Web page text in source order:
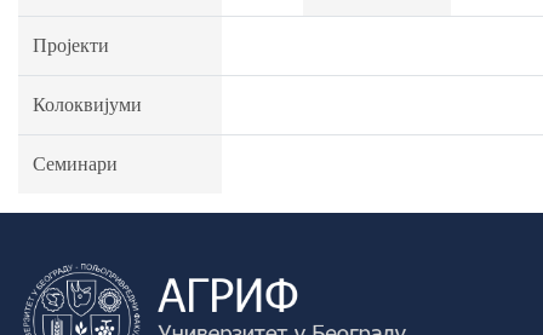
Пројекти
Колоквијуми
Семинари